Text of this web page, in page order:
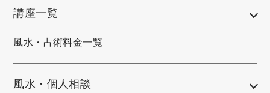
講座一覧
風水・占術料金一覧
風水・個人相談